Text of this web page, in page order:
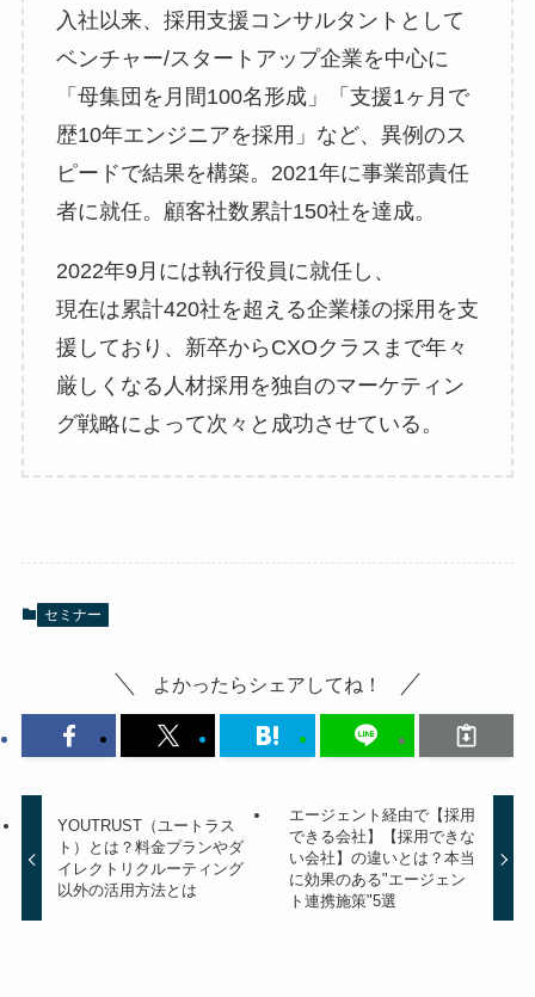
入社以来、採用支援コンサルタントとして
ベンチャー/スタートアップ企業を中心に
「母集団を月間100名形成」「支援1ヶ月で
歴10年エンジニアを採用」など、異例のス
ピードで結果を構築。2021年に事業部責任
者に就任。顧客社数累計150社を達成。
2022年9月には執行役員に就任し、
現在は累計420社を超える企業様の採用を支
援しており、新卒からCXOクラスまで年々
厳しくなる人材採用を独自のマーケティン
グ戦略によって次々と成功させている。
セミナー
よかったらシェアしてね！
YOUTRUST（ユートラス
ト）とは？料金プランやダ
イレクトリクルーティング
以外の活用方法とは
エージェント経由で【採用
できる会社】【採用できな
い会社】の違いとは？本当
に効果のある"エージェン
ト連携施策"5選